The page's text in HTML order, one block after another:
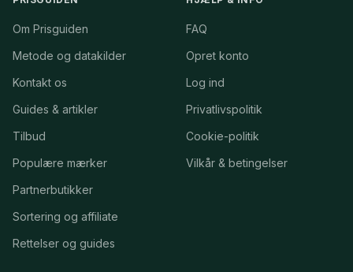
Om Prisguiden
Metode og datakilder
Kontakt os
Guides & artikler
Tilbud
Populære mærker
Partnerbutikker
Sortering og affiliate
Rettelser og guides
FAQ
Opret konto
Log ind
Privatlivspolitik
Cookie-politik
Vilkår & betingelser